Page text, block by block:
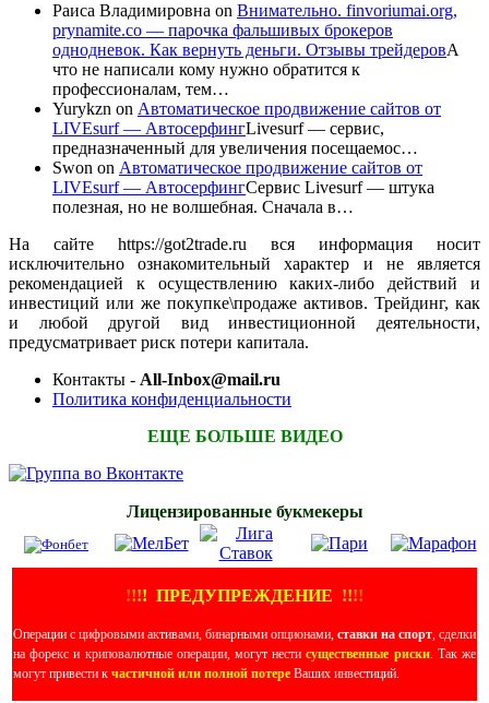
Раиса Владимировна on Внимательно. finvoriumai.org,
prynamite.co — парочка фальшивых брокеров
однодневок. Как вернуть деньги. Отзывы трейдеровА
что не написали кому нужно обратится к
профессионалам, тем…
Yurykzn on Автоматическое продвижение сайтов от
LIVEsurf — АвтосерфингLivesurf — сервис,
предназначенный для увеличения посещаемос…
Swon on Автоматическое продвижение сайтов от
LIVEsurf — АвтосерфингСервис Livesurf — штука
полезная, но не волшебная. Сначала в…
На сайте https://got2trade.ru вся информация носит
исключительно ознакомительный характер и не является
рекомендацией к осуществлению каких-либо действий и
инвестиций или же покупке\продаже активов. Трейдинг, как
и любой другой вид инвестиционной деятельности,
предусматривает риск потери капитала.
Контакты - All-Inbox@mail.ru
Политика конфиденциальности
ЕЩЕ БОЛЬШЕ ВИДЕО
Лицензированные букмекеры
!!!! ПРЕДУПРЕЖДЕНИЕ !!!!
Операции с цифровыми активами, бинарными опционами, ставки на спорт, сделки
на форекс и криповалютные операции, могут нестисущественные риски. Так же
могут привести к частичной или полной потере Ваших инвестиций.